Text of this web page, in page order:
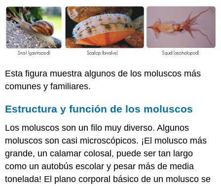
Esta figura muestra algunos de los moluscos más
comunes y familiares.
Estructura y función de los moluscos
Los moluscos son un filo muy diverso. Algunos
moluscos son casi microscópicos. ¡El molusco más
grande, un calamar colosal, puede ser tan largo
como un autobús escolar y pesar más de media
tonelada! El plano corporal básico de un molusco se